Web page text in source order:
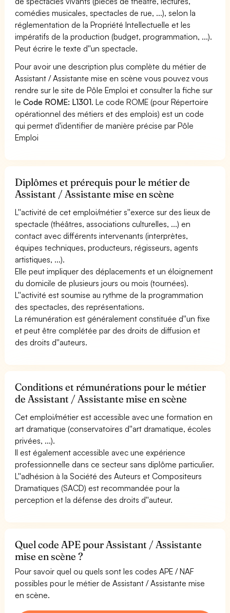
comédies musicales, spectacles de rue, ...), selon la
réglementation de la Propriété Intellectuelle et les
impératifs de la production (budget, programmation, ...).
Peut écrire le texte d''un spectacle.
Pour avoir une description plus complète du métier de
Assistant / Assistante mise en scène vous pouvez vous
rendre sur le site de Pôle Emploi et consulter la fiche sur
leCode ROME: L1301. Le code ROME (pour Répertoire
opérationnel des métiers et des emplois) est un code
qui permet d'identifier de manière précise par Pôle
Emploi
Diplômes et prérequis pour le métier de
Assistant / Assistante mise en scène
L''activité de cet emploi/métier s''exerce sur des lieux de
spectacle (théâtres, associations culturelles, ...) en
contact avec différents intervenants (interprètes,
équipes techniques, producteurs, régisseurs, agents
artistiques, ...).
Elle peut impliquer des déplacements et un éloignement
du domicile de plusieurs jours ou mois (tournées).
L''activité est soumise au rythme de la programmation
des spectacles, des représentations.
La rémunération est généralement constituée d''un fixe
et peut être complétée par des droits de diffusion et
des droits d''auteurs.
Conditions et rémunérations pour le métier
de Assistant / Assistante mise en scène
Cet emploi/métier est accessible avec une formation en
art dramatique (conservatoires d''art dramatique, écoles
privées, ...).
Il est également accessible avec une expérience
professionnelle dans ce secteur sans diplôme particulier.
L''adhésion à la Société des Auteurs et Compositeurs
Dramatiques (SACD) est recommandée pour la
perception et la défense des droits d''auteur.
Quel code APE pour Assistant / Assistante
mise en scène ?
Pour savoir quel ou quels sont les codes APE / NAF
possibles pour le métier de Assistant / Assistante mise
en scène.